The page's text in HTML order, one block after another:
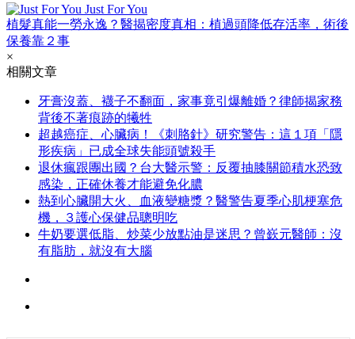
Just For You
植髮真能一勞永逸？醫揭密度真相：植過頭降低存活率，術後
保養靠２事
×
相關文章
牙膏沒蓋、襪子不翻面，家事竟引爆離婚？律師揭家務
背後不著痕跡的犧牲
超越癌症、心臟病！《刺胳針》研究警告：這１項「隱
形疾病」已成全球失能頭號殺手
退休瘋跟團出國？台大醫示警：反覆抽膝關節積水恐致
感染，正確休養才能避免化膿
熱到心臟開大火、血液變糖漿？醫警告夏季心肌梗塞危
機，３護心保健品聰明吃
牛奶要選低脂、炒菜少放點油是迷思？曾嶔元醫師：沒
有脂肪，就沒有大腦